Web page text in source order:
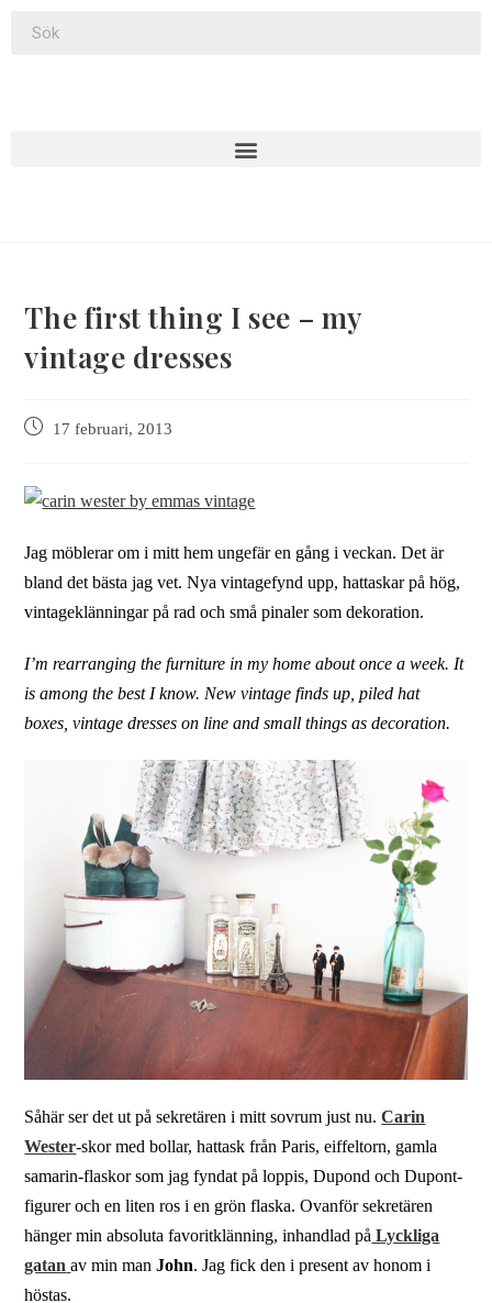
The first thing I see – my
vintage dresses
17 februari, 2013
Jag möblerar om i mitt hem ungefär en gång i veckan. Det är
bland det bästa jag vet. Nya vintagefynd upp, hattaskar på hög,
vintageklänningar på rad och små pinaler som dekoration.
I’m rearranging the furniture in my home about once a week. It
is among the best I know. New vintage finds up, piled hat
boxes, vintage dresses on line and small things as decoration.
Såhär ser det ut på sekretären i mitt sovrum just nu.Carin
Wester-skor med bollar, hattask från Paris, eiffeltorn, gamla
samarin-flaskor som jag fyndat på loppis, Dupond och Dupont-
figurer och en liten ros i en grön flaska. Ovanför sekretären
hänger min absoluta favoritklänning, inhandlad på Lyckliga
gatan av min manJohn. Jag fick den i present av honom i
höstas.